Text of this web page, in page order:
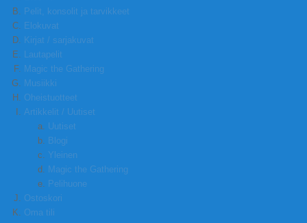
Pelit, konsolit ja tarvikkeet
Elokuvat
Kirjat / sarjakuvat
Lautapelit
Magic the Gathering
Musiikki
Oheistuotteet
Artikkelit / Uutiset
Uutiset
Blogi
Yleinen
Magic the Gathering
Pelihuone
Ostoskori
Oma tili